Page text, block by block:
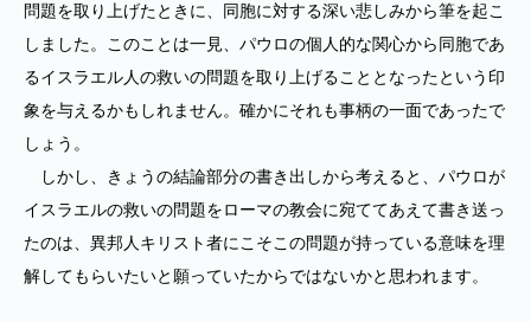
問題を取り上げたときに、同胞に対する深い悲しみから筆を起こ
しました。このことは一見、パウロの個人的な関心から同胞であ
るイスラエル人の救いの問題を取り上げることとなったという印
象を与えるかもしれません。確かにそれも事柄の一面であったで
しょう。
しかし、きょうの結論部分の書き出しから考えると、パウロが
イスラエルの救いの問題をローマの教会に宛ててあえて書き送っ
たのは、異邦人キリスト者にこそこの問題が持っている意味を理
解してもらいたいと願っていたからではないかと思われます。